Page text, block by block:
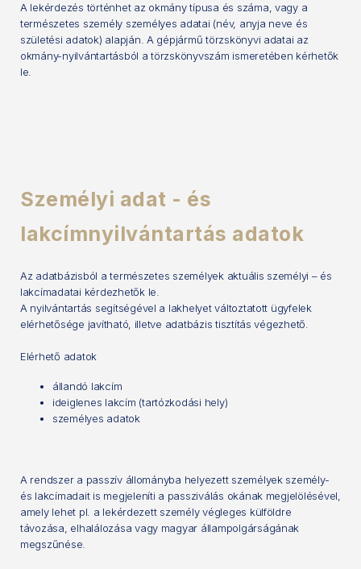
A lekérdezés történhet az okmány típusa és száma, vagy a
természetes személy személyes adatai (név, anyja neve és
születési adatok) alapján. A gépjármű törzskönyvi adatai az
okmány-nyilvántartásból a törzskönyvszám ismeretében kérhetők
le.
Személyi adat - és
lakcímnyilvántartás adatok
Az adatbázisból a természetes személyek aktuális személyi – és
lakcímadatai kérdezhetők le.
A nyilvántartás segítségével a lakhelyet változtatott ügyfelek
elérhetősége javítható, illetve adatbázis tisztítás végezhető.
Elérhető adatok
állandó lakcím
ideiglenes lakcím (tartózkodási hely)
személyes adatok
A rendszer a passzív állományba helyezett személyek személy-
és lakcímadait is megjeleníti a passziválás okának megjelölésével,
amely lehet pl. a lekérdezett személy végleges külföldre
távozása, elhalálozása vagy magyar állampolgárságának
megszűnése.